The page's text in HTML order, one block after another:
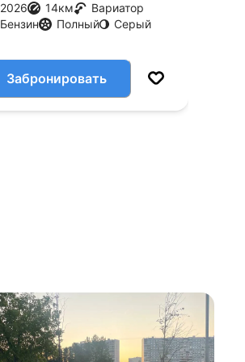
2026 14км
Вариатор
Бензин
Полный Серый
Забронировать